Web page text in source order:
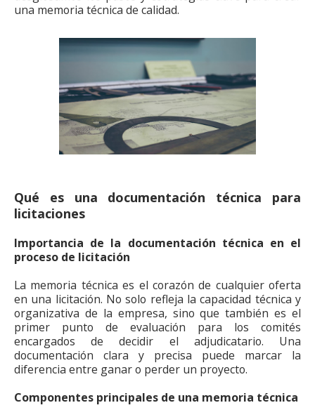
una memoria técnica de calidad.
Qué es una documentación técnica para
licitaciones
Importancia de la documentación técnica en el
proceso de licitación
La memoria técnica es el corazón de cualquier oferta
en una licitación. No solo refleja la capacidad técnica y
organizativa de la empresa, sino que también es el
primer punto de evaluación para los comités
encargados de decidir el adjudicatario. Una
documentación clara y precisa puede marcar la
diferencia entre ganar o perder un proyecto.
Componentes principales de una memoria técnica